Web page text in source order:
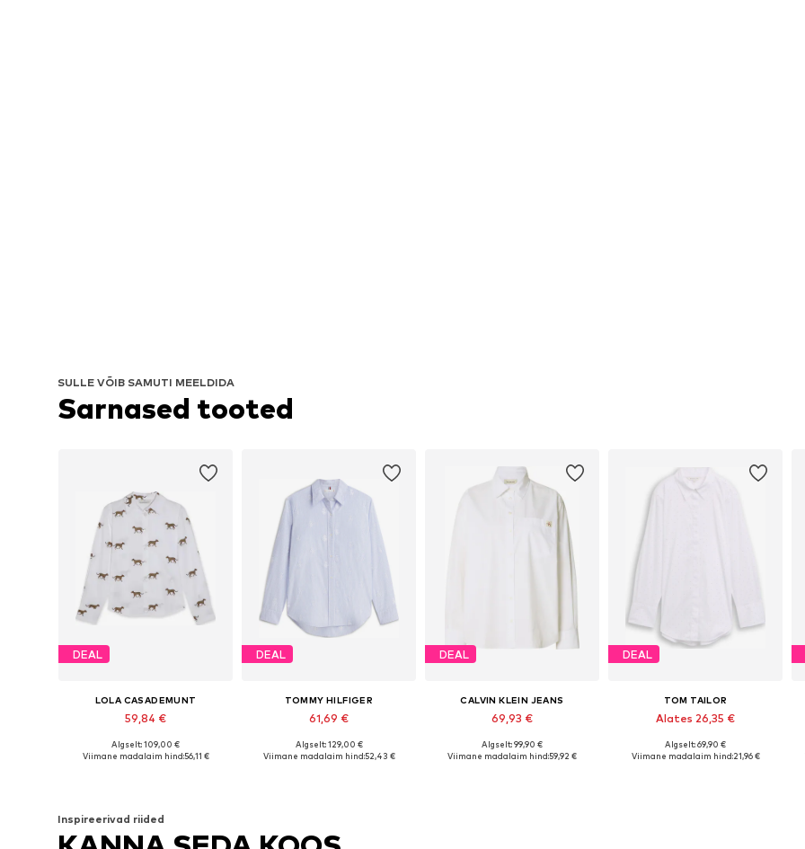
SULLE VÕIB SAMUTI MEELDIDA
Sarnased tooted
DEAL
LOLA CASADEMUNT
59,84 €
Algselt: 109,00 €
Viimane madalaim hind:56,11 €
DEAL
TOMMY HILFIGER
61,69 €
Algselt: 129,00 €
Viimane madalaim hind:52,43 €
DEAL
CALVIN KLEIN JEANS
69,93 €
Algselt: 99,90 €
Viimane madalaim hind:59,92 €
DEAL
TOM TAILOR
Alates 26,35 €
Algselt: 69,90 €
Viimane madalaim hind:21,96 €
Inspireerivad riided